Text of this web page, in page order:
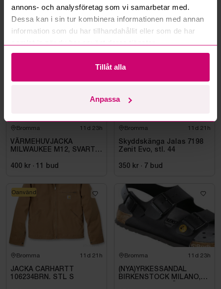
annons- och analysföretag som vi samarbetar med.
Dessa kan i sin tur kombinera informationen med annan
information som du har tillhandahållit eller som de har
Tillåt alla
Anpassa
Mer från samma kategori
Bromma 11d 23h
VÄRMEHUVJACKA
MILWAUKEE M12, SVART
400 kr · 11 bud
Bromma 11d 21h
Skyddskänga Jalas 7198
Zenit Evo, stl. 44
350 kr · 7 bud
Oanvänd
Bromma 11d 21h
JACKA CARHARTT
106234BRN. STL S
Oanvänd
Bromma 11d 23h
(NYA)YRKESSANDAL
BIRKENSTOCK MILANO,